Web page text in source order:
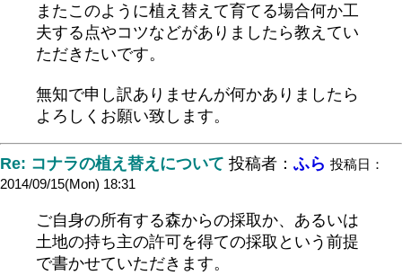
またこのように植え替えて育てる場合何か工
夫する点やコツなどがありましたら教えてい
ただきたいです。
無知で申し訳ありませんが何かありましたら
よろしくお願い致します。
Re: コナラの植え替えについて 投稿者： ふら 投稿日：
2014/09/15(Mon) 18:31
ご自身の所有する森からの採取か、あるいは
土地の持ち主の許可を得ての採取という前提
で書かせていただきます。